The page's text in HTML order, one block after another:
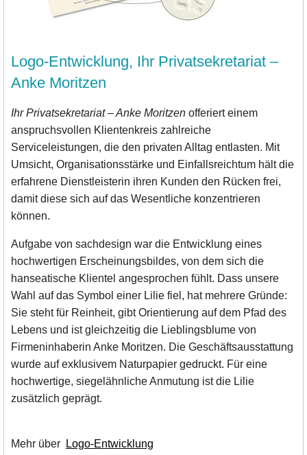
Logo-Entwicklung, Ihr Privatsekretariat –
Anke Moritzen
Ihr Privatsekretariat – Anke Moritzen offeriert einem
anspruchsvollen Klientenkreis zahlreiche
Serviceleistungen, die den privaten Alltag entlasten. Mit
Umsicht, Organisationsstärke und Einfallsreichtum hält die
erfahrene Dienstleisterin ihren Kunden den Rücken frei,
damit diese sich auf das Wesentliche konzentrieren
können.
Aufgabe von sachdesign war die Entwicklung eines
hochwertigen Erscheinungsbildes, von dem sich die
hanseatische Klientel angesprochen fühlt. Dass unsere
Wahl auf das Symbol einer Lilie fiel, hat mehrere Gründe:
Sie steht für Reinheit, gibt Orientierung auf dem Pfad des
Lebens und ist gleichzeitig die Lieblingsblume von
Firmeninhaberin Anke Moritzen. Die Geschäftsausstattung
wurde auf exklusivem Naturpapier gedruckt. Für eine
hochwertige, siegelähnliche Anmutung ist die Lilie
zusätzlich geprägt.
Mehr über Logo-Entwicklung